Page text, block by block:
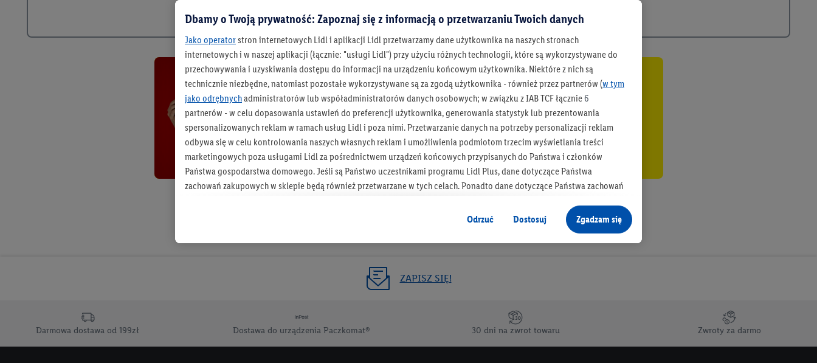
Bądź na bieżąco
Otrzymuj newsletter Lidla
Zapisz się!
ZAPISZ SIĘ!
Darmowa dostawa od 199zł Dostawa do urządzenia Paczkomat® 30 dni na zwrot towaru Zwroty za darmo
Dbamy o Twoją prywatność: Zapoznaj się z informacją o przetwarzaniu Twoich danych
Jako operatorstron internetowych Lidl i aplikacji Lidl przetwarzamy dane użytkownika na naszych stronach
internetowych i w naszej aplikacji (łącznie: "usługi Lidl") przy użyciu różnych technologii, które są wykorzystywane do
przechowywania i uzyskiwania dostępu do informacji na urządzeniu końcowym użytkownika. Niektóre z nich są
technicznie niezbędne, natomiast pozostałe wykorzystywane są za zgodą użytkownika - również przez partnerów (w tym
jako odrębnychadministratorów lub współadministratorów danych osobowych; w związku z IAB TCF łącznie 6
partnerów - w celu dopasowania ustawień do preferencji użytkownika, generowania statystyk lub prezentowania
spersonalizowanych reklam w ramach usług Lidl i poza nimi. Przetwarzanie danych na potrzeby personalizacji reklam
odbywa się w celu kontrolowania naszych własnych reklam i umożliwienia podmiotom trzecim wyświetlania treści
marketingowych poza usługami Lidl za pośrednictwem urządzeń końcowych przypisanych do Państwa i członków
Państwa gospodarstwa domowego. Jeśli są Państwo uczestnikami programu Lidl Plus, dane dotyczące Państwa
zachowań zakupowych w sklepie będą również przetwarzane w tych celach. Ponadto dane dotyczące Państwa zachowań
jako niezależny administrator danych
Tworzenie spersonalizowanych reklam opiera się na generowaniu profili, które są również wzbogacane o dane z innych
informacji z konta klienta - np. wieku lub płci - a także dokładnych danych dotyczących lokalizacji), również przez różne
urządzenia końcowe i usługi Lidl, w tym przechowywanie lub uzyskiwanie dostępu do informacji na urządzeniach
przetwarzanie odbywa się również w celu pomiaru wydajności/skuteczności reklamy, badania grup docelowych,
opracowywania ofert oraz zapewnienia bezpieczeństwa technicznego i optymalizacji wyświetlania konkretnych treści.
Odrzuć Dostosuj Zgadzam się